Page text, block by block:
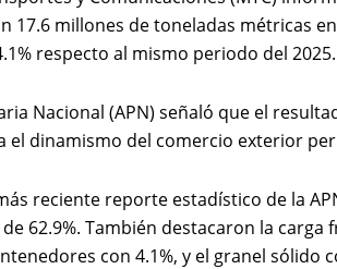
17.6 millones de toneladas métricas
respecto al mismo periodo del 2025.
Nacional (APN) señaló que el
el dinamismo del comercio exterior
reciente reporte estadístico de la
62.9%. También destacaron la
con 4.1%, y el granel sólido